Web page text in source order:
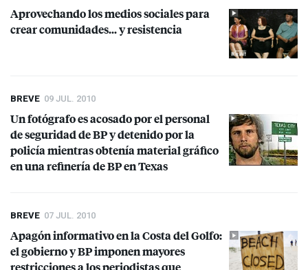
Aprovechando los medios sociales para
crear comunidades… y resistencia
BREVE 09 JUL. 2010
Un fotógrafo es acosado por el personal
de seguridad de BP y detenido por la
policía mientras obtenía material gráfico
en una refinería de BP en Texas
BREVE 07 JUL. 2010
Apagón informativo en la Costa del Golfo:
el gobierno y BP imponen mayores